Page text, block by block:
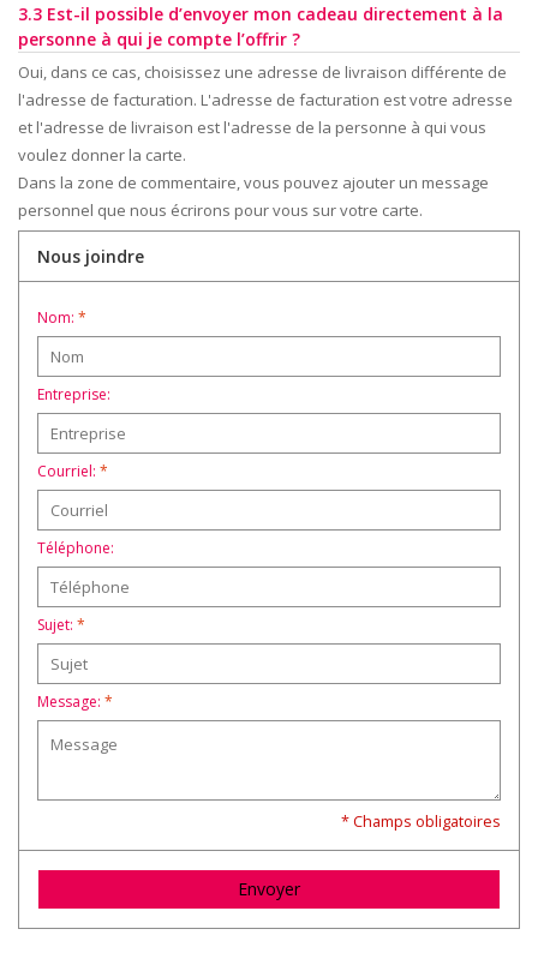
3.3 Est-il possible d’envoyer mon cadeau directement à la
personne à qui je compte l’offrir ?
Oui, dans ce cas, choisissez une adresse de livraison différente de
l'adresse de facturation. L'adresse de facturation est votre adresse
et l'adresse de livraison est l'adresse de la personne à qui vous
voulez donner la carte.
Dans la zone de commentaire, vous pouvez ajouter un message
personnel que nous écrirons pour vous sur votre carte.
Nous joindre
Nom: *
Entreprise:
Courriel: *
Téléphone:
Sujet: *
Message: *
* Champs obligatoires
Envoyer